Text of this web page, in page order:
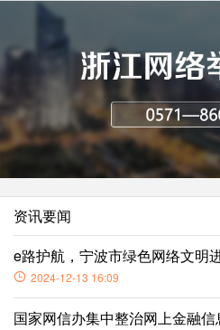
资讯要闻
e路护航，宁波市绿色网络文明
2024-12-13 16:09
国家网信办集中整治网上金融信